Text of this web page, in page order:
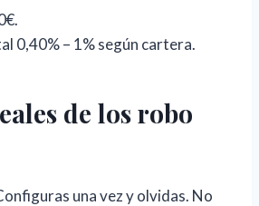
0,40% – 1% según cartera.
de los robo
una vez y olvidas. No